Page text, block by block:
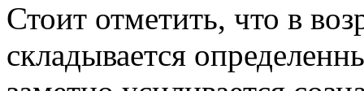
Стоит отметить, что в
складывается